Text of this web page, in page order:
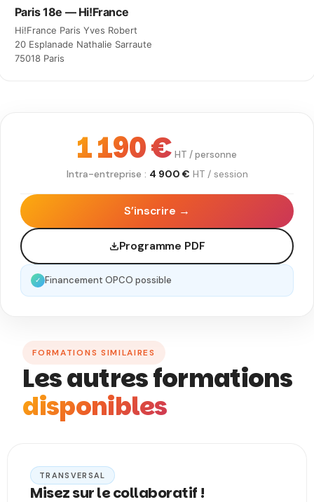
Paris 18e — Hi!France
Hi!France Paris Yves Robert
20 Esplanade Nathalie Sarraute
75018 Paris
1 190 € HT / personne
Intra-entreprise : 4 900 € HT / session
S’inscrire →
Programme PDF
✓ Financement OPCO possible
FORMATIONS SIMILAIRES
Les autres formations
disponibles
TRANSVERSAL
Misez sur le collaboratif !